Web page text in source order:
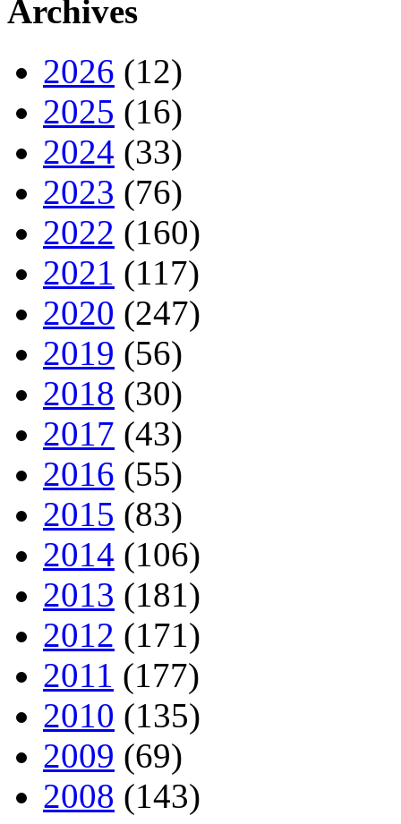
Archives
2026 (12)
2025 (16)
2024 (33)
2023 (76)
2022 (160)
2021 (117)
2020 (247)
2019 (56)
2018 (30)
2017 (43)
2016 (55)
2015 (83)
2014 (106)
2013 (181)
2012 (171)
2011 (177)
2010 (135)
2009 (69)
2008 (143)